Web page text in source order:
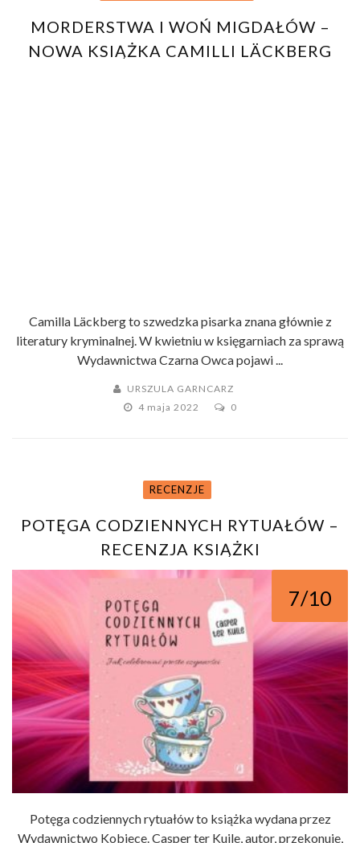
MORDERSTWA I WOŃ MIGDAŁÓW –
NOWA KSIĄŻKA CAMILLI LÄCKBERG
Camilla Läckberg to szwedzka pisarka znana głównie z
literatury kryminalnej. W kwietniu w księgarniach za sprawą
Wydawnictwa Czarna Owca pojawi ...
URSZULA GARNCARZ
4 maja 2022
0
RECENZJE
POTĘGA CODZIENNYCH RYTUAŁÓW –
RECENZJA KSIĄŻKI
7/10
Potęga codziennych rytuałów to książka wydana przez
Wydawnictwo Kobiece. Casper ter Kuile, autor, przekonuje,